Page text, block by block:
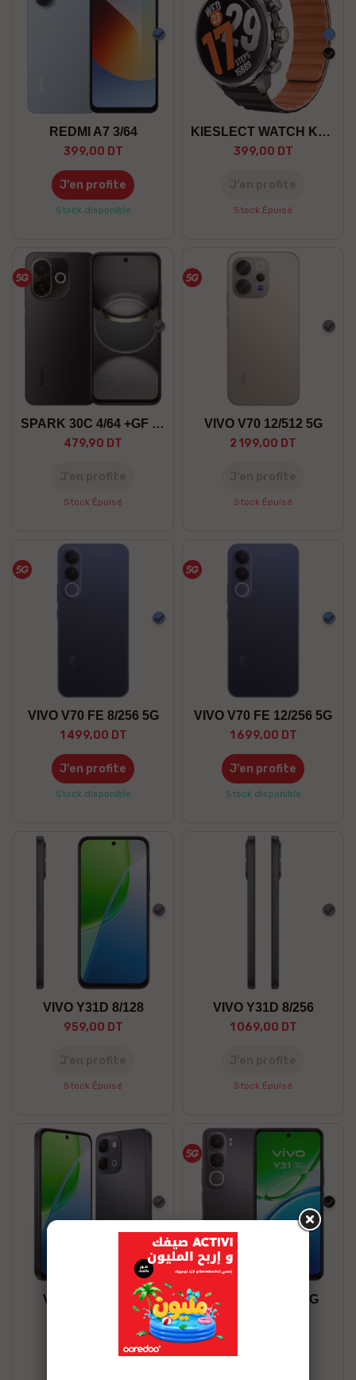
REDMI A7 3/64
399,00 DT
Bleu
J’en profite
Stock disponible
KIESLECT WATCH KR 3
399,00 DT
Bleu
Noir
Stock Épuisé
SPARK 30C 4/64 +GF 5G
479,90 DT
Gris
Stock Épuisé
VIVO V70 12/512 5G
2 199,00 DT
Gris
Stock Épuisé
VIVO V70 FE 8/256 5G
1 499,00 DT
Bleu
J’en profite
Stock disponible
VIVO V70 FE 12/256 5G
1 699,00 DT
Bleu
J’en profite
Stock disponible
VIVO Y31D 8/128
959,00 DT
Gris
Stock Épuisé
VIVO Y31D 8/256
1 069,00 DT
Gris
Stock Épuisé
VIVO Y31D 6/128
Gris
J’en profite
VIVO Y31 8/256 5G
Noir